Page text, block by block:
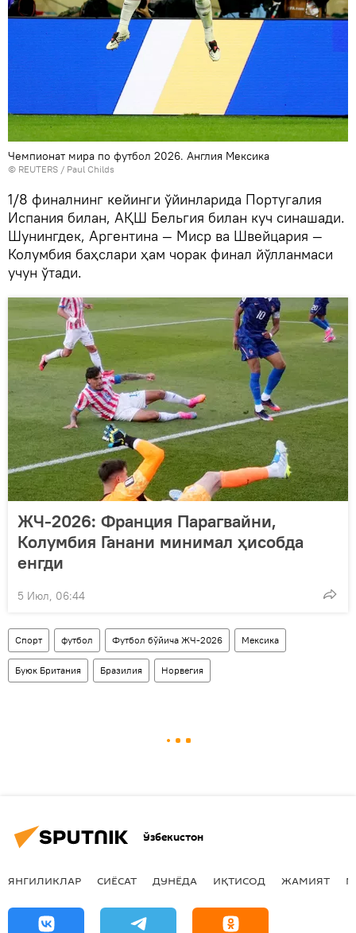
Чемпионат мира по футбол 2026. Англия Мексика
© REUTERS / Paul Childs
1/8 финалнинг кейинги ўйинларида Португалия
Испания билан, АҚШ Бельгия билан куч синашади.
Шунингдек, Аргентина — Миср ва Швейцария —
Колумбия баҳслари ҳам чорак финал йўлланмаси
учун ўтади.
ЖЧ-2026: Франция Парагвайни,
Колумбия Ганани минимал ҳисобда
енгди
5 Июл, 06:44
Спорт футбол Футбол бўйича ЖЧ-2026 Мексика
Буюк Британия Бразилия Норвегия
Ўзбекистон
ЯНГИЛИКЛАР СИЁСАТ ДУНЁДА ИҚТИСОД ЖАМИЯТ